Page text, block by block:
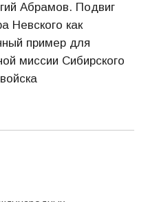
Абрамов. Подвиг
Невского как
пример для
миссии Сибирского